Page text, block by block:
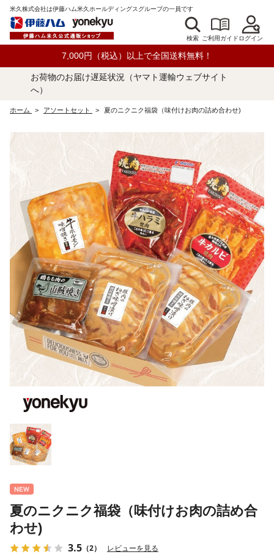
米久株式会社は伊藤ハム米久ホールディングスグループの一員です
検索 ご利用ガイドログイン
7,000円（税込）以上で全国送料無料！
お荷物のお届け遅延状況（ヤマト運輸ウェブサイト
へ）
ホーム > アソートセット > 夏のニクニク福袋（味付けお肉の詰め合わせ)
夏のニクニク福袋（味付けお肉の詰め合
わせ)
3.5 （2） レビューを見る